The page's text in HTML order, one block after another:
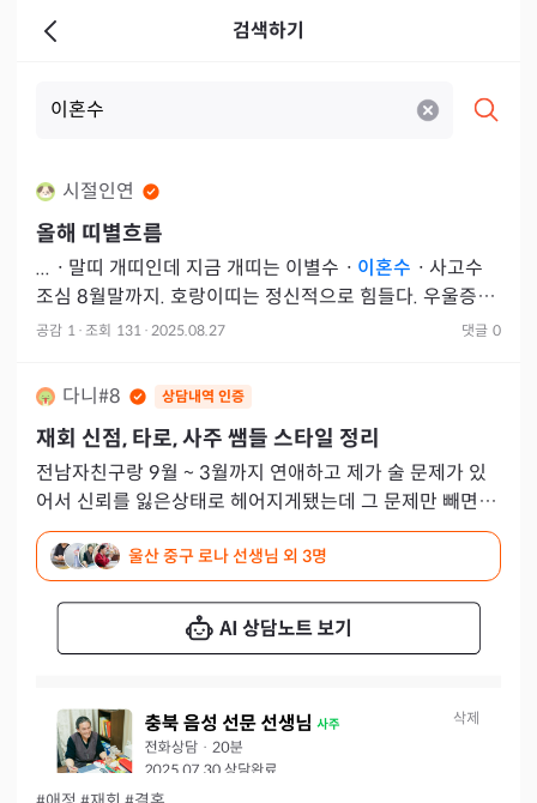
검색하기
시절인연
올해 띠별흐름
...ㆍ말띠 개띠인데 지금 개띠는 이별수ㆍ 이혼수 ㆍ사고수
조심 8월말까지. 호랑이띠는 정신적으로 힘들다. 우울증ㆍ
스트
공감 1 · 조회 131 · 2025.08.27 댓글 0
다니#8 상담내역 인증
재회 신점, 타로, 사주 쌤들 스타일 정리
전남자친구랑 9월 ~ 3월까지 연애하고 제가 술 문제가 있
어서 신뢰를 잃은상태로 헤어지게됐는데 그 문제만 빼면 다
너무 잘맞고 속궁합도 잘 맞았어서 4월부터 현재까지 애매
한 관계만
울산 중구 로나 선생님 외 3명